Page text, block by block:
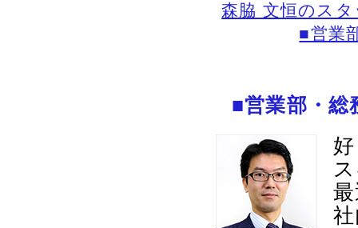
森脇 文恒のス
■営業
■営業部・